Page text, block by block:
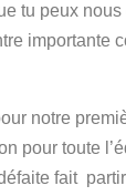
tu peux
importante
notre
pour toute
fait